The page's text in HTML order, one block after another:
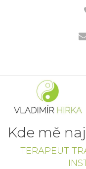
Kde mě
TERAPEUT